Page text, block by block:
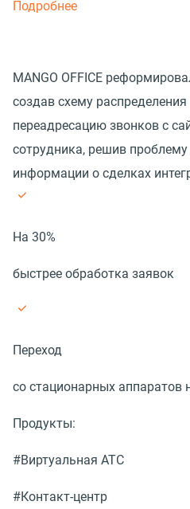
Подробнее
MANGO OFFICE
создав схему
переадресацию звонков с
сотрудника, решив проблему
информации о сделках
На 30%
быстрее обработка заявок
Переход
со стационарных аппаратов
Продукты:
#Виртуальная АТС
#Контакт-центр